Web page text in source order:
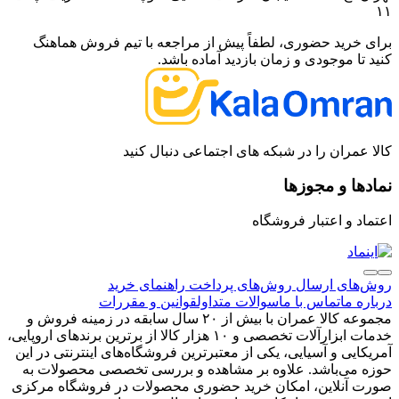
۱۱
برای خرید حضوری، لطفاً پیش از مراجعه با تیم فروش هماهنگ
کنید تا موجودی و زمان بازدید آماده باشد.
کالا عمران را در شبکه های اجتماعی دنبال کنید
نمادها و مجوزها
اعتماد و اعتبار فروشگاه
روش‌های ارسال روش‌های پرداخت راهنمای خرید
درباره ماتماس با ماسوالات متداولقوانین و مقررات
مجموعه کالا عمران با بیش از ۲۰ سال سابقه در زمینه فروش و
خدمات ابزارآلات تخصصی و ۱۰ هزار کالا از برترین برندهای اروپایی،
آمریکایی و آسیایی، یکی از معتبرترین فروشگاه‌های اینترنتی در این
حوزه می‌باشد. علاوه بر مشاهده و بررسی تخصصی محصولات به
صورت آنلاین، امکان خرید حضوری محصولات در فروشگاه مرکزی